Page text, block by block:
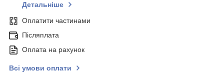
Детальніше
Оплатити частинами
Післяплата
Оплата на рахунок
Всі умови оплати